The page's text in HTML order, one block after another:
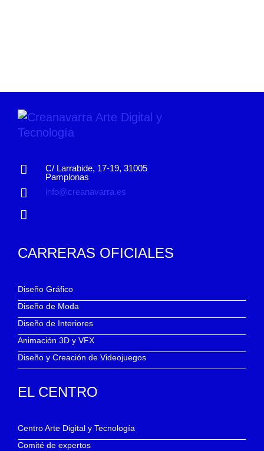
C/ Larrabide, 17-19, 31005
Pamplonas
info@creanavarra.es
CARRERAS OFICIALES
Diseño Gráfico
Diseño de Moda
Diseño de Interiores
Animación 3D y VFX
Diseño y Creación de Videojuegos
EL CENTRO
Centro Arte Digital y Tecnología
Comité de expertos